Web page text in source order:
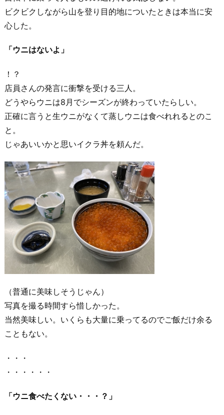
ビクビクしながら山を登り目的地についたときは本当に安
心した。
「ウニはないよ」
！？
店員さんの発言に衝撃を受ける三人。
どうやらウニは8月でシーズンが終わっていたらしい。
正確に言うと生ウニがなくて蒸しウニは食べれれるとのこ
と。
じゃあいいかと思いイクラ丼を頼んだ。
（普通に美味しそうじゃん）
写真を撮る時間すら惜しかった。
当然美味しい。いくらも大量に乗ってるのでご飯だけ余る
こともない。
・・・
・・・・・・
「ウニ食べたくない・・・？」